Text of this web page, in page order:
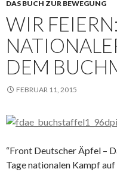
DAS BUCH ZUR BEWEGUNG
WIR
DEM
FEBRUAR 11, 2015
“Front Deutscher Äpfel –
Tage nationalen Kampf